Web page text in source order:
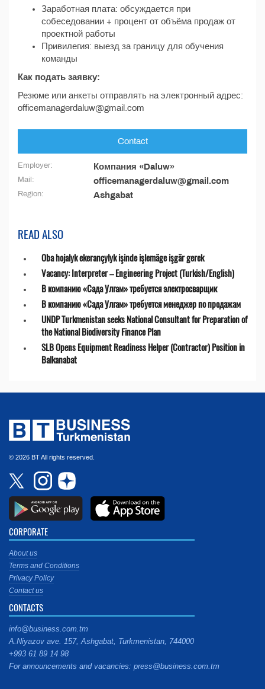
Заработная плата: обсуждается при
собеседовании + процент от объёма продаж от
проектной работы
Привилегия: выезд за границу для обучения
команды
Как подать заявку:
Резюме или анкеты отправлять на электронный адрес:
officemanagerdaluw@gmail.com
Contact
Employer: Компания «Daluw»
Mail: officemanagerdaluw@gmail.com
Region: Ashgabat
READ ALSO
Oba hojalyk ekerançylyk işinde işlemäge işgär gerek
Vacancy: Interpreter – Engineering Project (Turkish/English)
В компанию «Сада Улгам» требуется электросварщик
В компанию «Сада Улгам» требуется менеджер по продажам
UNDP Turkmenistan seeks National Consultant for Preparation of
the National Biodiversity Finance Plan
SLB Opens Equipment Readiness Helper (Contractor) Position in
Balkanabat
© 2026 BT All rights reserved.
CORPORATE
About us
Terms and Conditions
Privacy Policy
Contact us
CONTACTS
info@business.com.tm
A.Niyazov ave. 157, Ashgabat, Turkmenistan, 744000
+993 61 89 14 98
For announcements and vacancies: press@business.com.tm